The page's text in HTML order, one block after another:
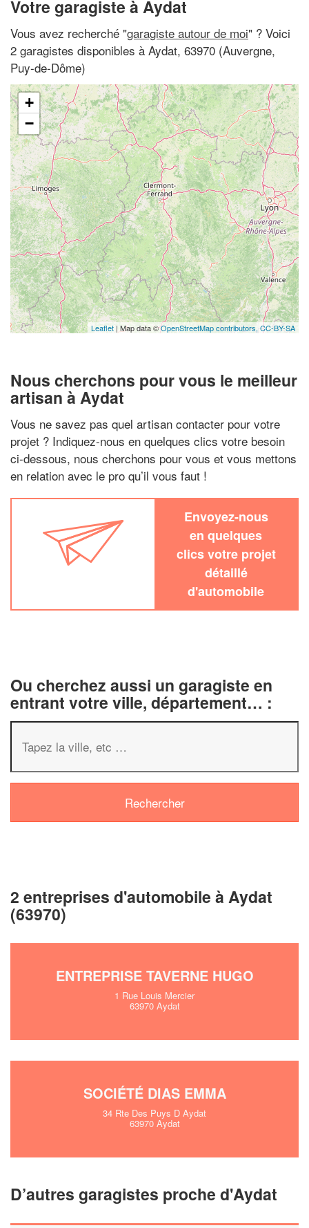
Votre garagiste à Aydat
Vous avez recherché "garagiste autour de moi" ? Voici
2 garagistes disponibles à Aydat, 63970 (Auvergne,
Puy-de-Dôme)
+
−
Leaflet | Map data ©OpenStreetMap contributors, CC-BY-SA
Nous cherchons pour vous le meilleur
artisan à Aydat
Vous ne savez pas quel artisan contacter pour votre
projet ? Indiquez-nous en quelques clics votre besoin
ci-dessous, nous cherchons pour vous et vous mettons
en relation avec le pro qu’il vous faut !
Envoyez-nous
en quelques
clics votre projet
détaillé
d'automobile
Ou cherchez aussi un garagiste en
entrant votre ville, département… :
2 entreprises d'automobile à Aydat
(63970)
ENTREPRISE TAVERNE HUGO
1 Rue Louis Mercier
63970 Aydat
SOCIÉTÉ DIAS EMMA
34 Rte Des Puys D Aydat
63970 Aydat
D’autres garagistes proche d'Aydat
Augmentez votre chiffre
En savoir plus